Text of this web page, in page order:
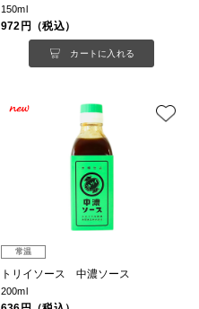
150ml
972円（税込）
カートに入れる
常温
トリイソース 中濃ソース
200ml